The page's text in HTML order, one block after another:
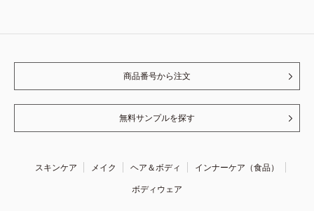
商品番号から注文
無料サンプルを探す
スキンケア メイク ヘア＆ボディ
インナーケア（食品）
ボディウェア